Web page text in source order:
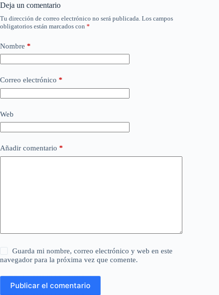
Deja un comentario
Tu dirección de correo electrónico no será publicada. Los campos
obligatorios están marcados con *
Nombre *
Correo electrónico *
Web
Añadir comentario *
Guarda mi nombre, correo electrónico y web en este
navegador para la próxima vez que comente.
Publicar el comentario